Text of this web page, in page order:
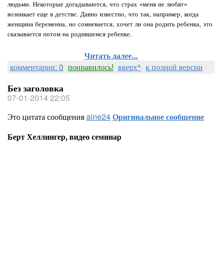
людьми. Некоторые догадываются, что страх «меня не любят»
возникает еще в детстве. Давно известно, что так, например, когда
женщина беременна, но сомневается, хочет ли она родить ребенка, это
сказывается потом на родившемся ребенке.
Читать далее...
комментарии: 0 понравилось! вверх^ к полной версии
Без заголовка
07-01-2014 22:05
Это цитата сообщенияaine24Оригинальное сообщение
Берт Хеллингер, видео семинар